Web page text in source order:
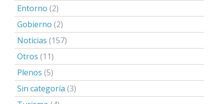
Entorno (2)
Gobierno (2)
Noticias (157)
Otros (11)
Plenos (5)
Sin categoría (3)